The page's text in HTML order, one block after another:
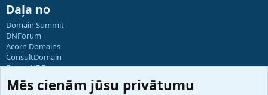
Daļa no
Domain Summit
DNForum
Acorn Domains
ConsultDomain
ForumNDD
Domainforum.ro
27.be
Mēs cienām jūsu privātumu